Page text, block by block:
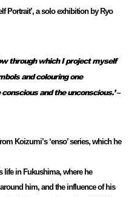
Portrait’, a solo exhibition by Ryo
through which I project myself
and colouring one
and the unconscious.’ –
Koizumi’s ‘enso’ series, which he
life in Fukushima, where he
him, and the influence of his